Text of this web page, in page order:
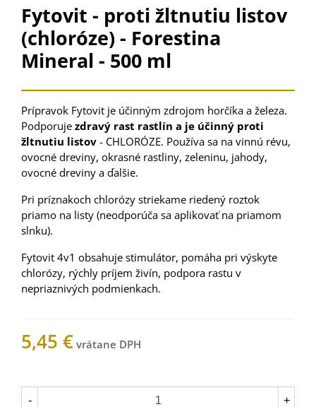
Fytovit - proti žltnutiu listov
(chloróze) - Forestina
Mineral - 500 ml
Prípravok Fytovit je účinným zdrojom horčíka a železa.
Podporuje zdravý rast rastlín a je účinný proti
žltnutiu listov - CHLORÓZE. Používa sa na vinnú révu,
ovocné dreviny, okrasné rastliny, zeleninu, jahody,
ovocné dreviny a ďalšie.
Pri príznakoch chlorózy striekame riedený roztok
priamo na listy (neodporúča sa aplikovať na priamom
slnku).
Fytovit 4v1 obsahuje stimulátor, pomáha pri výskyte
chlorózy, rýchly príjem živín, podpora rastu v
nepriaznivých podmienkach.
5,45 €
- +